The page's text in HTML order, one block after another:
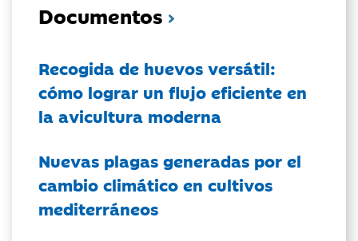
Documentos
Recogida de huevos versátil:
cómo lograr un flujo eficiente en
la avicultura moderna
Nuevas plagas generadas por el
cambio climático en cultivos
mediterráneos